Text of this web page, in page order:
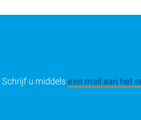
Schrijf u middels een mail aan het